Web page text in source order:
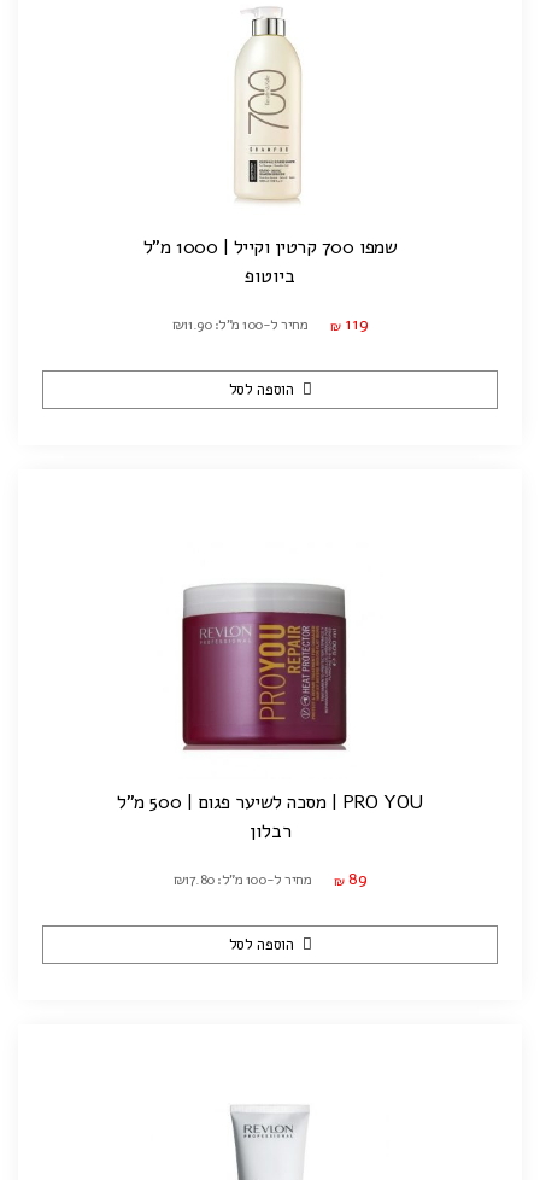
שמפו 700 קרטין וקייל | 1000 מ"ל
ביוטופ
₪ 119 מחיר ל-100 מ"ל: ₪11.90
הוספה לסל
PRO YOU | מסכה לשיער פגום | 500 מ"ל
רבלון
₪ 89 מחיר ל-100 מ"ל: ₪17.80
הוספה לסל